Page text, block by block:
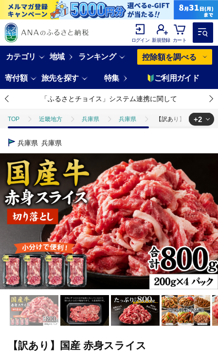
ログイン 新規登録 カート
カテゴリ 地域 ランキング 控除額を調べる
寄付額 旅先を探す 特集 ご利用ガイド
「ふるさとチョイス」システム連携に関して
TOP 近畿地方 兵庫県 兵庫県 【訳あり】国産 赤身
TOP
【訳あり】国産 赤身スライス 800g（200g×4
+2
兵庫県 兵庫県
【訳あり】国産 赤身スライス